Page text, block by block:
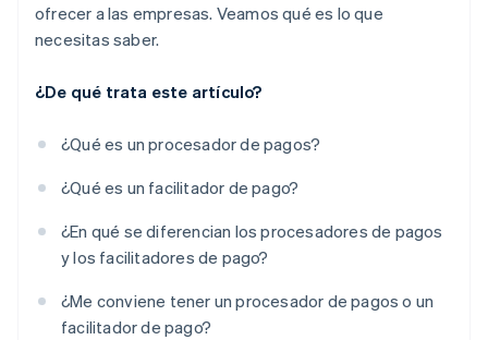
ofrecer a las empresas. Veamos qué es lo que
necesitas saber.
¿De qué trata este artículo?
¿Qué es un procesador de pagos?
¿Qué es un facilitador de pago?
¿En qué se diferencian los procesadores de pagos
y los facilitadores de pago?
¿Me conviene tener un procesador de pagos o un
facilitador de pago?